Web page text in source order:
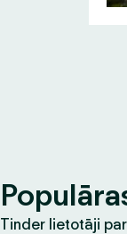
Tinder lietotāji